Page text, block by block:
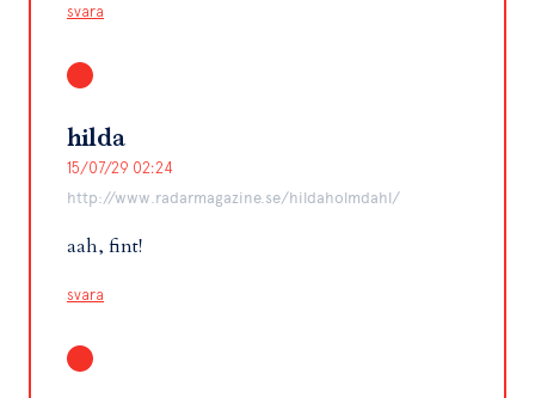
svara
hilda
15/07/29 02:24
http://www.radarmagazine.se/hildaholmdahl/
aah, fint!
svara